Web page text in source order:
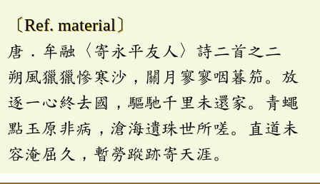
〔Ref. material〕
唐．牟融〈寄永平友人〉詩二首之二
朔風獵獵慘寒沙，關月寥寥咽暮笳。放
逐一心終去國，驅馳千里未還家。青蠅
點玉原非病，滄海遺珠世所嗟。直道未
容淹屈久，暫勞蹤跡寄天涯。